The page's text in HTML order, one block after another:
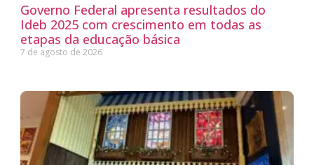
Governo Federal apresenta resultados do
Ideb 2025 com crescimento em todas as
etapas da educação básica
7 de agosto de 2026